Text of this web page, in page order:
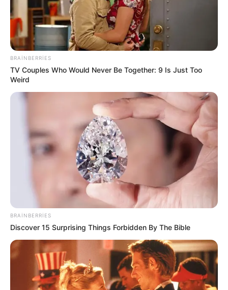
14:58 / 06 Avqust 2026 CƏMİYYƏT
Məleykə Abbaszadə ixtisas seçən
abituriyentlərəmüraciət etdi
BRAINBERRIES
TV Couples Who Would Never Be Together: 9 Is Just Too
Weird
BRAINBERRIES
Discover 15 Surprising Things Forbidden By The Bible